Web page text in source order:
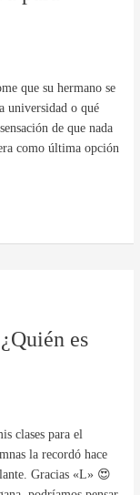
que su hermano se
universidad o qué
de que nada
como última opción
es
clases para el
la recordó hace
Gracias «L» 😍